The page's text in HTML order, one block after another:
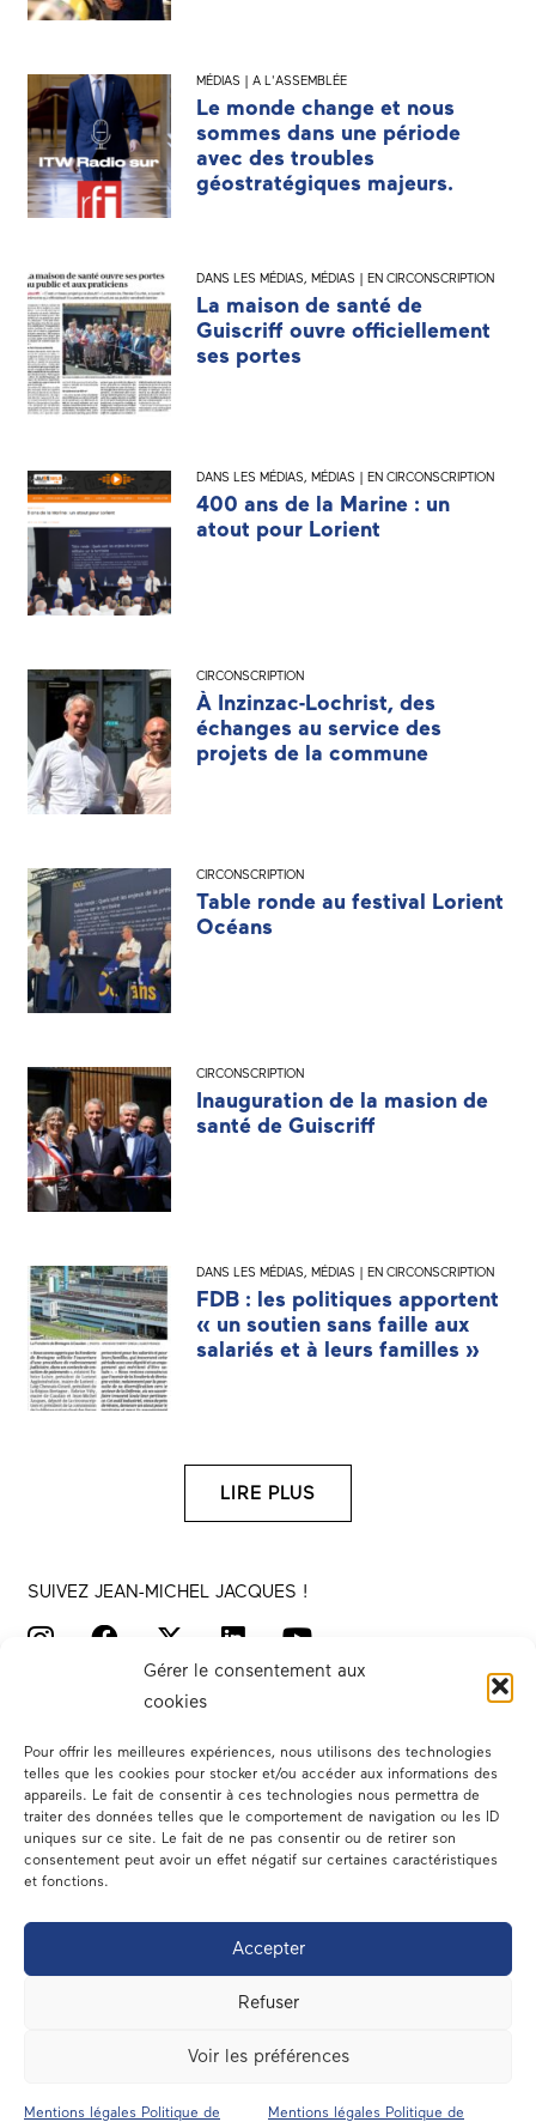
Gérer le consentement aux
cookies
Pour offrir les meilleures expériences, nous utilisons des technologies
telles que les cookies pour stocker et/ou accéder aux informations des
appareils. Le fait de consentir à ces technologies nous permettra de
traiter des données telles que le comportement de navigation ou les ID
uniques sur ce site. Le fait de ne pas consentir ou de retirer son
consentement peut avoir un effet négatif sur certaines caractéristiques
et fonctions.
Accepter
Refuser
Voir les préférences
Mentions légales Politique de Mentions légales Politique de
MÉDIAS | A L'ASSEMBLÉE
Le monde change et nous
sommes dans une période
avec des troubles
géostratégiques majeurs.
DANS LES MÉDIAS, MÉDIAS | EN CIRCONSCRIPTION
La maison de santé de
Guiscriff ouvre officiellement
ses portes
DANS LES MÉDIAS, MÉDIAS | EN CIRCONSCRIPTION
400 ans de la Marine : un
atout pour Lorient
CIRCONSCRIPTION
À Inzinzac-Lochrist, des
échanges au service des
projets de la commune
CIRCONSCRIPTION
Table ronde au festival Lorient
Océans
CIRCONSCRIPTION
Inauguration de la masion de
santé de Guiscriff
DANS LES MÉDIAS, MÉDIAS | EN CIRCONSCRIPTION
FDB : les politiques apportent
« un soutien sans faille aux
salariés et à leurs familles »
LIRE PLUS
SUIVEZ JEAN-MICHEL JACQUES !
Votre député
Dans les médias
En circonscription
A l’assemblée
Contact